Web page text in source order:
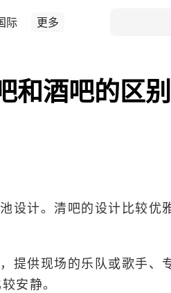
际 更多
和酒吧的区
设计。清吧的设计比较优
提供现场的乐队或歌手、
安静。